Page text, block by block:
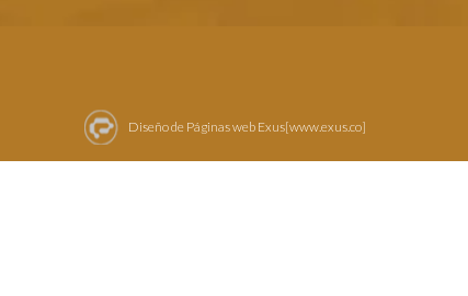
Diseño de Páginas web Exus[www.exus.co]